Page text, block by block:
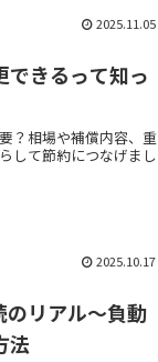
2025.11.05
できるって知っ
？相場や補償内容、重
して節約につなげまし
2025.10.17
のリアル～負動
法